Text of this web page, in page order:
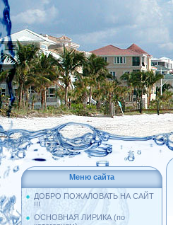
Меню сайта
ДОБРО ПОЖАЛОВАТЬ НА САЙТ
!!!
ОСНОВНАЯ ЛИРИКА (по